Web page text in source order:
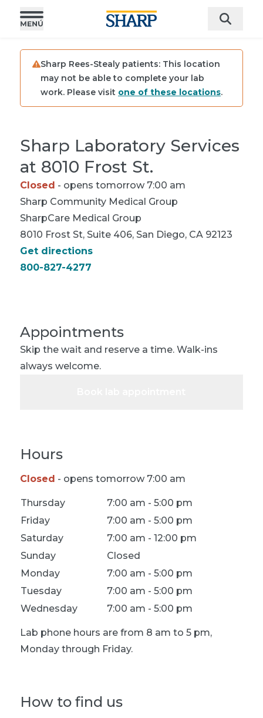
Sharp Rees-Stealy patients: This location
may not be able to complete your lab
work. Please visit one of these locations.
Sharp Laboratory Services
at 8010 Frost St.
Closed - opens tomorrow 7:00 am
Sharp Community Medical Group
SharpCare Medical Group
8010 Frost St, Suite 406, San Diego, CA 92123
Get directions
800-827-4277
Appointments
Skip the wait and reserve a time. Walk-ins
always welcome.
Hours
Closed - opens tomorrow 7:00 am
Location Hours
Thursday
7:00 am - 5:00 pm
Friday
7:00 am - 5:00 pm
Saturday
7:00 am - 12:00 pm
Sunday
Closed
Monday
7:00 am - 5:00 pm
Tuesday
7:00 am - 5:00 pm
Wednesday
7:00 am - 5:00 pm
Lab phone hours are from 8 am to 5 pm,
Monday through Friday.
How to find us